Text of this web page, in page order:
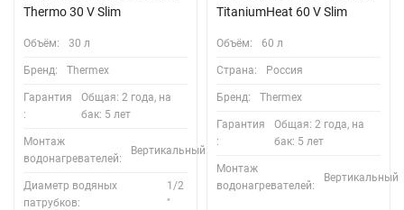
Thermo 30 V Slim
Объём: 30 л
Бренд: Thermex
Гарантия
:
Общая: 2 года, на
бак: 5 лет
Монтаж
водонагревателей:
Вертикальный
Диаметр водяных
патрубков:
1/2
"
TitaniumHeat 60 V Slim
Объём: 60 л
Страна: Россия
Бренд: Thermex
Гарантия
:
Общая: 2 года, на
бак: 5 лет
Монтаж
водонагревателей:
Вертикальный